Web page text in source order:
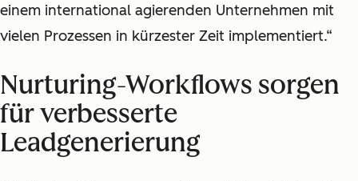
einem international agierenden Unternehmen mit
vielen Prozessen in kürzester Zeit implementiert.“
Nurturing-Workflows sorgen
für verbesserte
Leadgenerierung